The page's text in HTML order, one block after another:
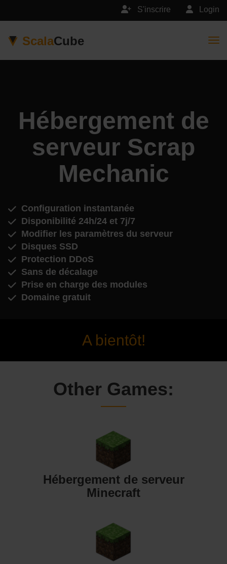
Login
S'inscrire
ScalaCube
Hébergement de
serveur Scrap
Mechanic
Configuration instantanée
Disponibilité 24h/24 et 7j/7
Modifier les paramètres du serveur
Disques SSD
Protection DDoS
Sans de décalage
Prise en charge des modules
Domaine gratuit
A bientôt!
Other Games:
Hébergement de serveur
Minecraft